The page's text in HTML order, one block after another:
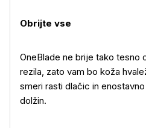
Obrijte vse
OneBlade ne brije tako tesno
rezila, zato vam bo koža
smeri rasti dlačic in
dolžin.